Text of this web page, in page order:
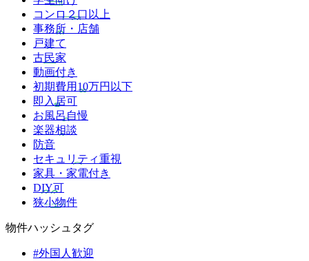
コンロ２口以上
事務所・店舗
戸建て
古民家
動画付き
初期費用10万円以下
即入居可
お風呂自慢
楽器相談
防音
セキュリティ重視
家具・家電付き
DIY可
狭小物件
物件ハッシュタグ
#外国人歓迎